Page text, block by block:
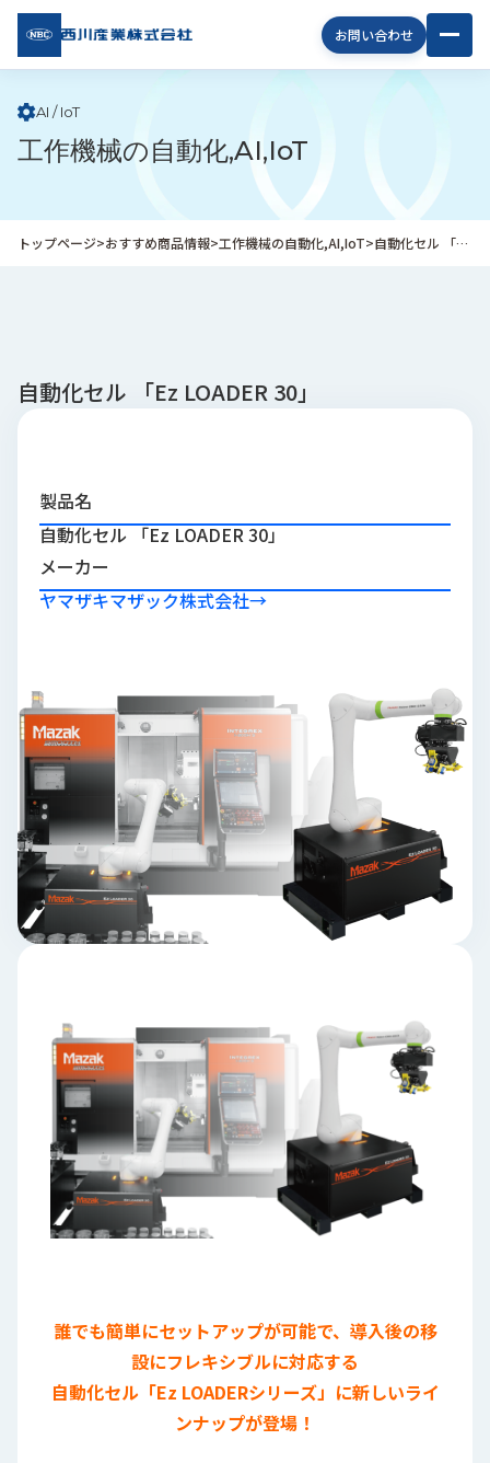
お問い合わせ
西川
産業
会社
企
報
り
組
品
情
受
取
扱
メ
ー
カ
ー
お
知
ら
せ/
報
い
メ
ル
マ
AI / IoT
工作機械の自動化,AI,IoT
トップページ>おすすめ商品情報>工作機械の自動化,AI,IoT> 自動化セル 「Ez LOADER 30」
自動化セル 「Ez LOADER 30」
製品名
自動化セル 「Ez LOADER 30」
メーカー
ヤマザキマザック株式会社→
誰でも簡単にセットアップが可能で、導入後の移
設にフレキシブルに対応する
自動化セル「Ez LOADERシリーズ」に新しいライ
ンナップが登場！